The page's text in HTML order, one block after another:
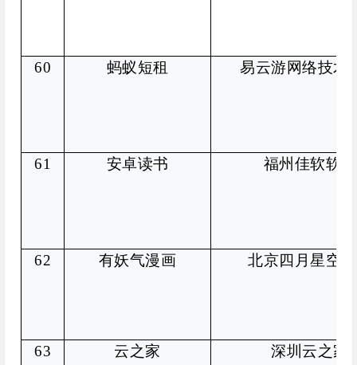
60 蚂蚁短租 易云游网络技术
61 安卓读书 福州佳软软
62 有妖气漫画 北京四月星空
63 云之家 深圳云之家